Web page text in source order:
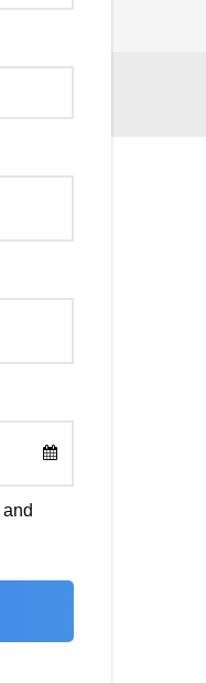
and